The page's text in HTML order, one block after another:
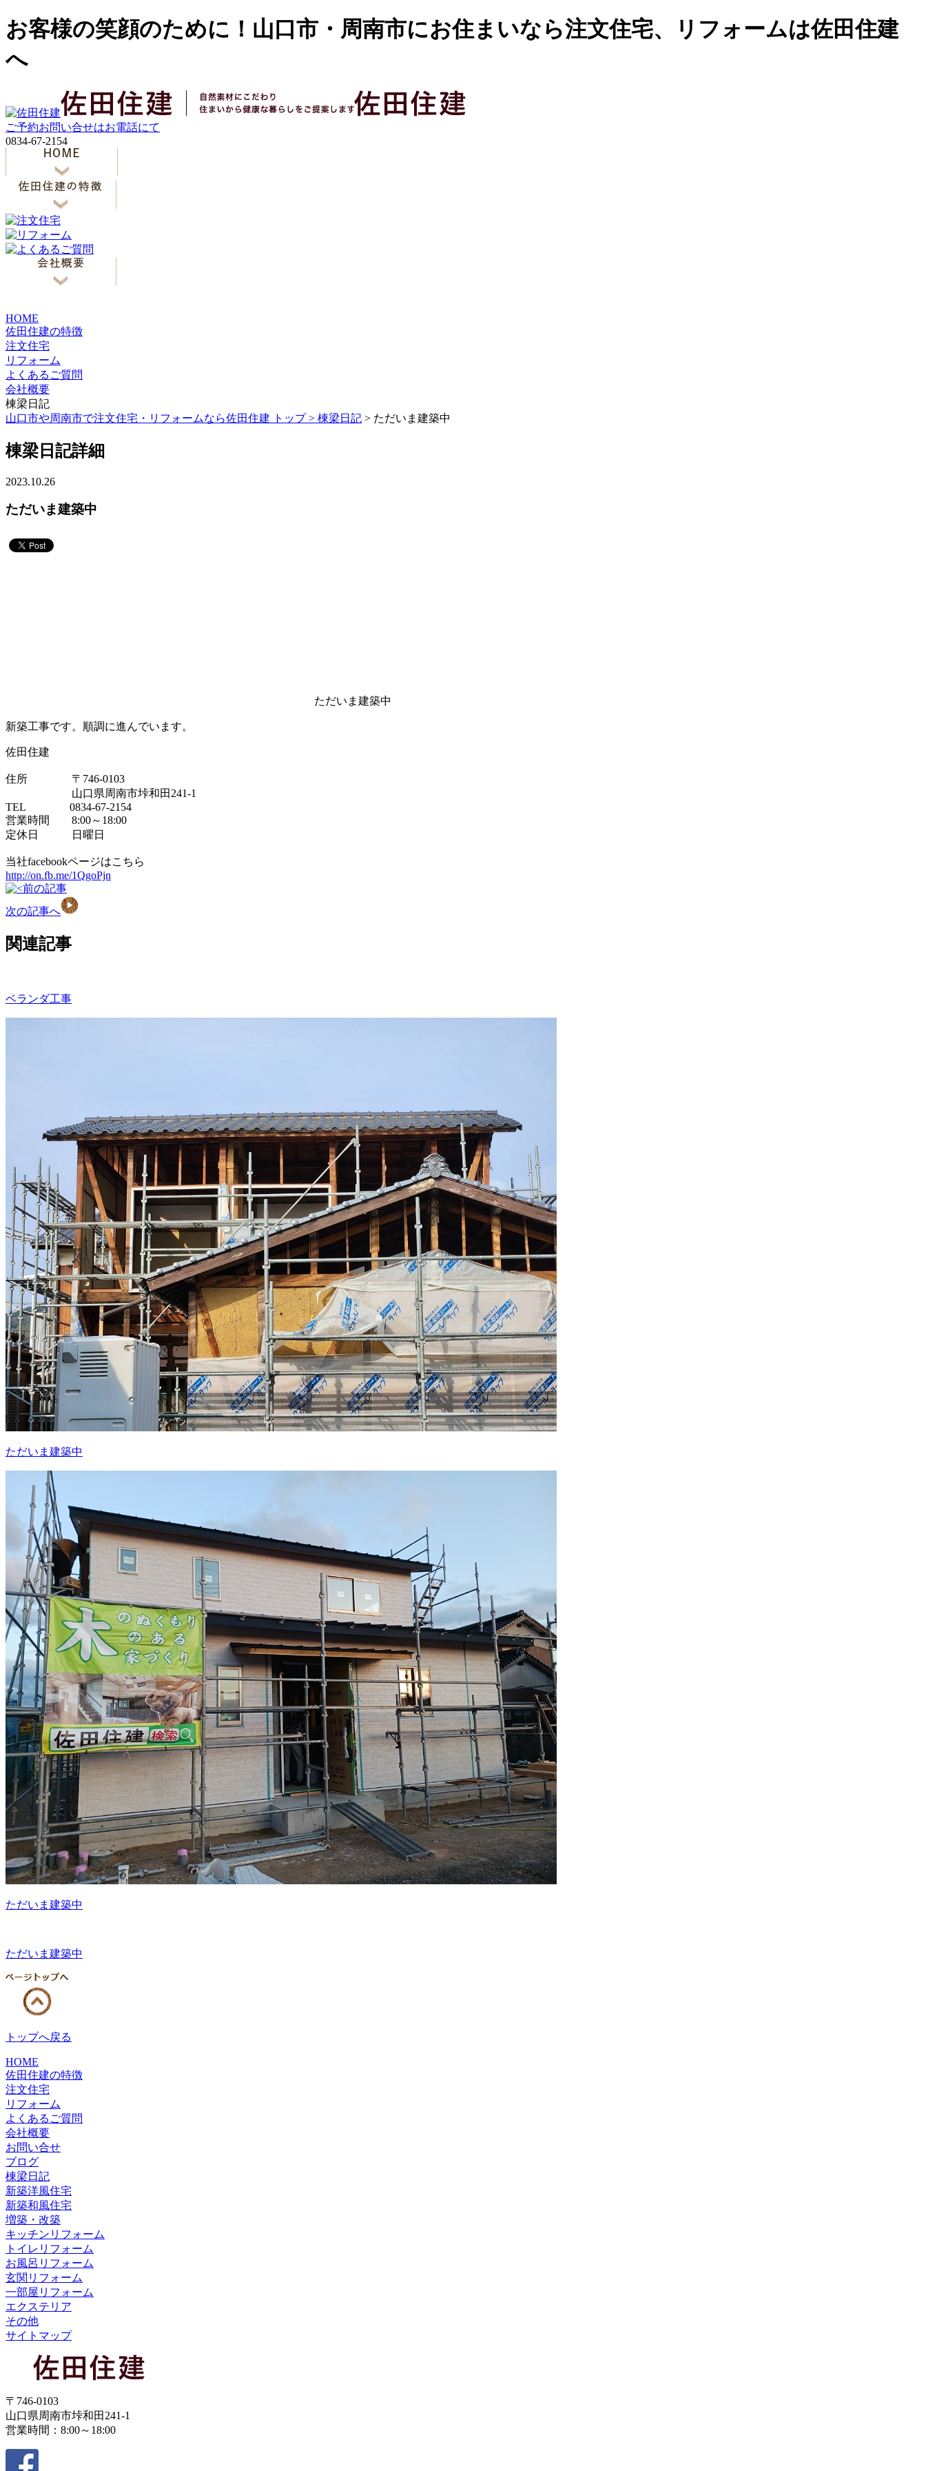
お客様の笑顔のために！山口市・周南市にお住まいなら注文住宅、リフォームは佐田住建
へ
ご予約お問い合せはお電話にて
0834-67-2154
HOME
佐田住建の特徴
注文住宅
リフォーム
よくあるご質問
会社概要
棟梁日記
山口市や周南市で注文住宅・リフォームなら佐田住建 トップ > 棟梁日記 > ただいま建築中
棟梁日記詳細
2023.10.26
ただいま建築中
ただいま建築中
新築工事です。順調に進んでいます。
佐田住建
住所 〒746-0103
山口県周南市垰和田241-1
TEL 0834-67-2154
営業時間 8:00～18:00
定休日 日曜日
当社facebookページはこちら
http://on.fb.me/1QgoPjn
前の記事
次の記事へ
関連記事
ベランダ工事
ただいま建築中
ただいま建築中
ただいま建築中
トップへ戻る
HOME
佐田住建の特徴
注文住宅
リフォーム
よくあるご質問
会社概要
お問い合せ
ブログ
棟梁日記
新築洋風住宅
新築和風住宅
増築・改築
キッチンリフォーム
トイレリフォーム
お風呂リフォーム
玄関リフォーム
一部屋リフォーム
エクステリア
その他
サイトマップ
〒746-0103
山口県周南市垰和田241-1
営業時間：8:00～18:00